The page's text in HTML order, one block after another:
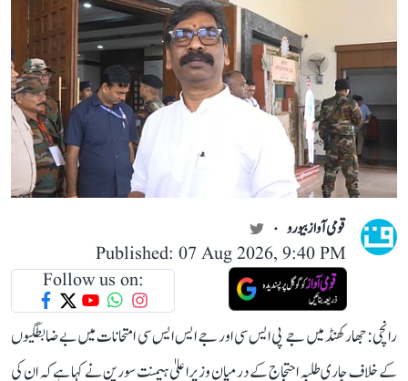
قومی آواز بیورو
Published: 07 Aug 2026, 9:40 PM
Follow us on:
رانچی: جھارکھنڈ میں جے پی ایس سی اور جے ایس ایس سی امتحانات میں بے ضابطگیوں
کے خلاف جاری طلبہ احتجاج کے درمیان وزیر اعلیٰ ہیمنت سورین نے کہا ہے کہ ان کی